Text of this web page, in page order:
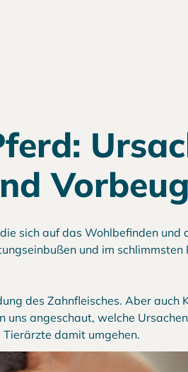
sich auf das Wohlbefinden und
und im schlimmsten
des Zahnfleisches. Aber auch
angeschaut, welche
damit umgehen.